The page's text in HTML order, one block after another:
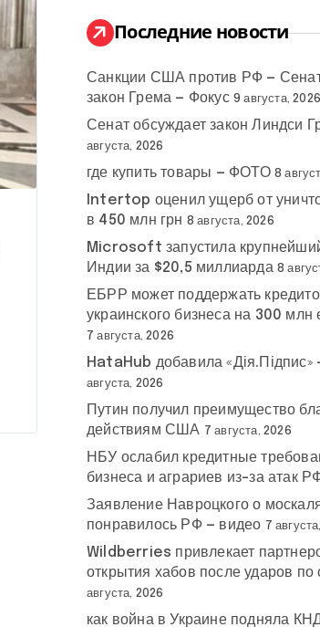
:
Последние новости
Санкции США против РФ —
закон Грема — Фокус 9 августа, 2026
Сенат обсуждает закон Линдси
августа, 2026
где купить товары — ФОТО 8
Intertop оценил ущерб от
в 450 млн грн 8 августа, 2026
Microsoft запустила
Индии за $20,5 миллиарда 8
ЕБРР может поддержать
украинского бизнеса на 300
7 августа, 2026
HataHub добавила
августа, 2026
Путин получил преимущество
действиям США 7 августа, 2026
НБУ ослабил кредитные
бизнеса и аграриев из-за атак
Заявление Навроцкого о
понравилось РФ — видео 7
Wildberries привлекает
открытия хабов после ударов по
августа, 2026
как война в Украине подняла